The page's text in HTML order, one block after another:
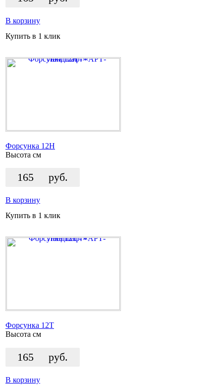
В корзину
Купить в 1 клик
Форсунка 12H
Высота см
165 руб.
В корзину
Купить в 1 клик
Форсунка 12T
Высота см
165 руб.
В корзину